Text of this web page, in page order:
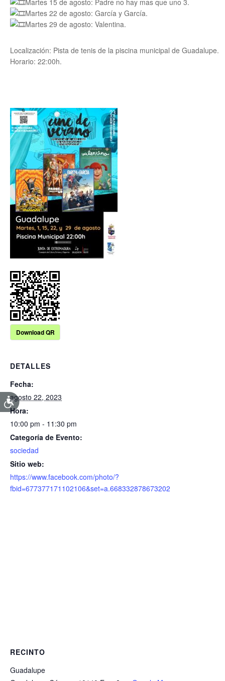
Martes 15 de agosto: Padre no hay mas que uno 3.
Martes 22 de agosto: García y García.
Martes 29 de agosto: Valentina.
Localización: Pista de tenis de la piscina municipal de Guadalupe.
Horario: 22:00h.
Download QR
DETALLES
Fecha:
agosto 22, 2023
Hora:
10:00 pm - 11:30 pm
Categoría de Evento:
sociedad
Sitio web:
https://www.facebook.com/photo/?
fbid=677377171102106&set=a.668332878673202
RECINTO
Guadalupe